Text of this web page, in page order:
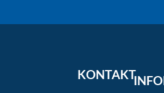
KONTAKT